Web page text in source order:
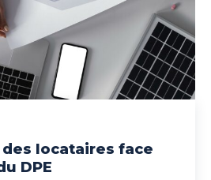
locataires face
DPE